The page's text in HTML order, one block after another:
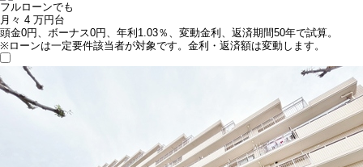
フルローンでも
月々 4 万円台
頭金0円、ボーナス0円、年利1.03％、変動金利、返済期間50年で試算。
※ローンは一定要件該当者が対象です。金利・返済額は変動します。